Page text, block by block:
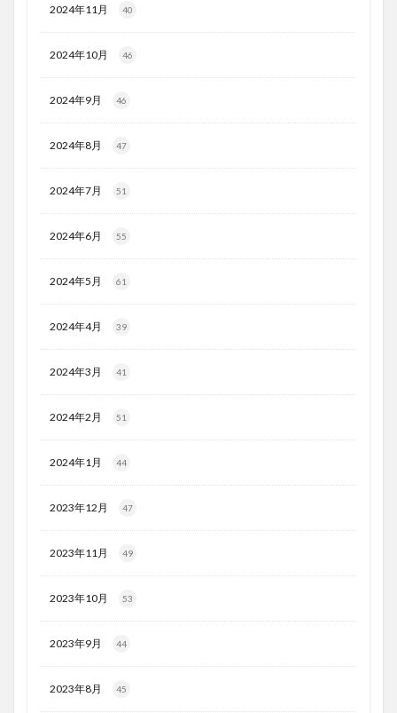
2024年11月 40
2024年10月 46
2024年9月 46
2024年8月 47
2024年7月 51
2024年6月 55
2024年5月 61
2024年4月 39
2024年3月 41
2024年2月 51
2024年1月 44
2023年12月 47
2023年11月 49
2023年10月 53
2023年9月 44
2023年8月 45